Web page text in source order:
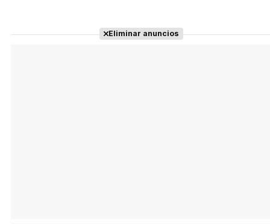
Eliminar anuncios